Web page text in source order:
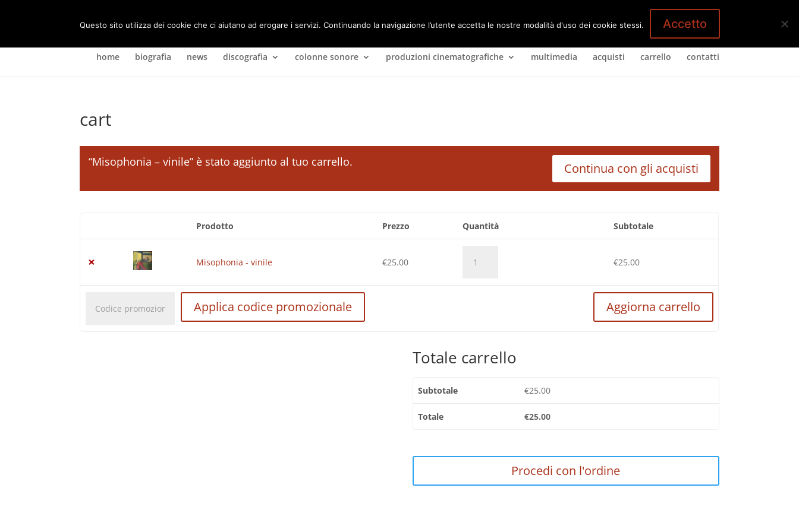
1 Elemento
home biografia news discografia colonne sonore produzioni cinematografiche multimedia acquisti carrello contatti
cart
“Misophonia – vinile” è stato aggiunto al tuo carrello. Continua con gli acquisti
Prodotto Prezzo Quantità Subtotale
× Misophonia - vinile €25.00
quantità
€25.00
Codice
promozionale:
Applica codice promozionale Aggiorna carrello
Totale carrello
Subtotale €25.00
Totale €25.00
Procedi con l'ordine
Questo sito utilizza dei cookie che ci aiutano ad erogare i servizi. Continuando la navigazione l’utente accetta le nostre modalità d'uso dei cookie stessi. Accetto